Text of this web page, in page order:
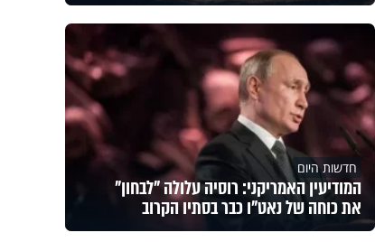
חדשות היום
המודיעין האמריקני: רוסיה עלולה "לבחון"
את כוחה של נאט"ו כבר בסתיו הקרוב